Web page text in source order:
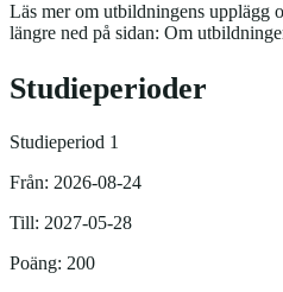
Läs mer om utbildningens upplägg
längre ned på sidan: Om
Studieperioder
Studieperiod 1
Från: 2026-08-24
Till: 2027-05-28
Poäng: 200